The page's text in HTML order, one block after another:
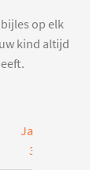
op elk
kind altijd
Jaar
3